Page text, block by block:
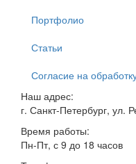
Портфолио
Статьи
Согласие на
Наш адрес:
г. Санкт-Петербург, ул.
Время работы:
Пн-Пт, с 9 до 18 часов